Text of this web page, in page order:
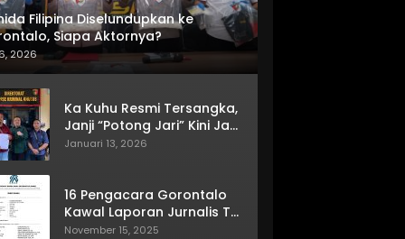
Filipina Diselundupkan ke
Siapa Aktornya?
2026
Ka Kuhu Resmi Tersangka,
Janji “Potong Jari” Kini Jadi
Bumerang
Januari 13, 2026
16 Pengacara Gorontalo
Kawal Laporan Jurnalis TV
One
November 15, 2025